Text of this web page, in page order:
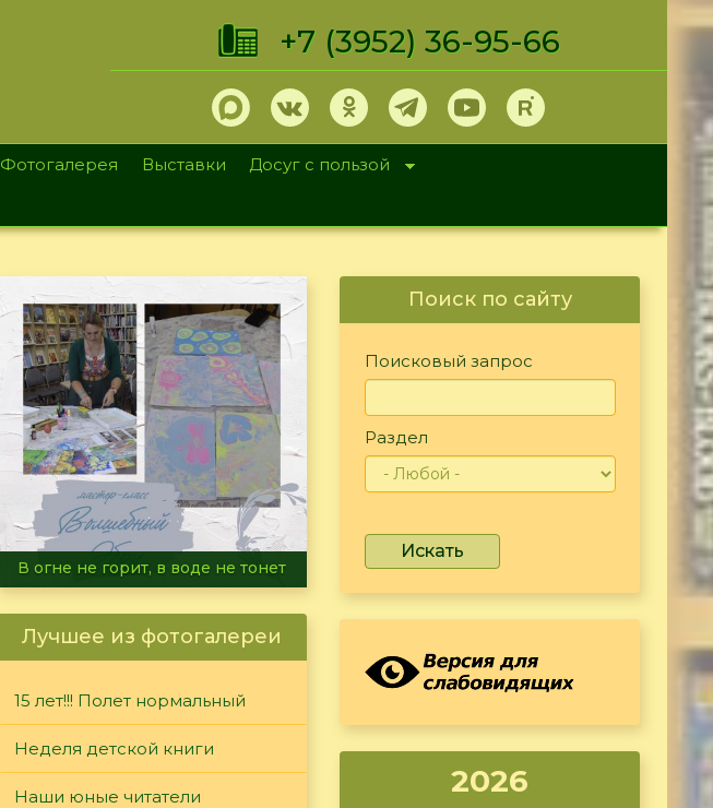
+7 (3952) 36-95-66
Фотогалерея Выставки
Досуг с пользой
Летние турниры Warhammer
Лучшее из фотогалереи
15 лет!!! Полет нормальный
Неделя детской книги
Наши юные читатели
Поиск по сайту
Поисковый запрос
Раздел
Искать
2026